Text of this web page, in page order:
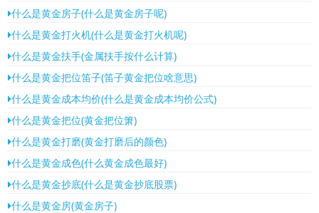
什么是黄金房子(什么是黄金房子呢)
什么是黄金打火机(什么是黄金打火机呢)
什么是黄金扶手(金属扶手按什么计算)
什么是黄金把位笛子(笛子黄金把位啥意思)
什么是黄金成本均价(什么是黄金成本均价公式)
什么是黄金把位(黄金把位箫)
什么是黄金打磨(黄金打磨后的颜色)
什么是黄金成色(什么黄金成色最好)
什么是黄金抄底(什么是黄金抄底股票)
什么是黄金房(黄金房子)